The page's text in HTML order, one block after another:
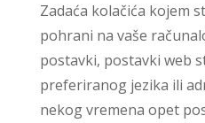
Zadaća kolačića kojem
pohrani na vaše
postavki, postavki web
preferiranog jezika ili
nekog vremena opet